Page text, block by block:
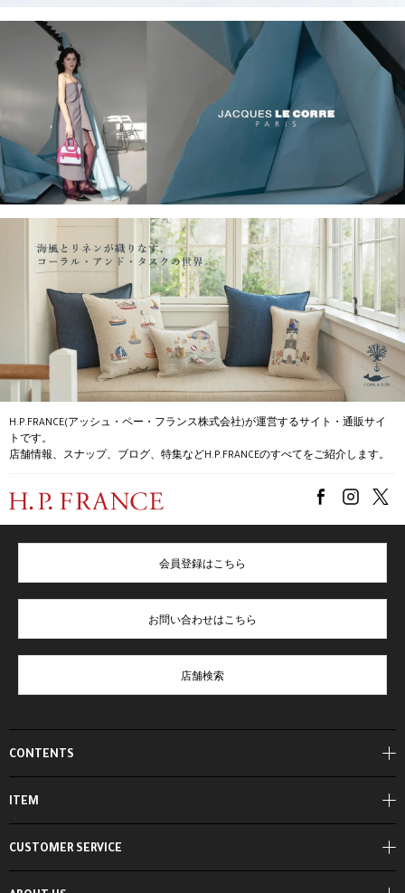
H.P.FRANCE(アッシュ・ペー・フランス株式会社)が運営するサイト・通販サイ
トです。
店舗情報、スナップ、ブログ、特集などH.P.FRANCEのすべてをご紹介します。
CONTENTS
ITEM
会員登録はこちら
お問い合わせはこちら
店舗検索
CUSTOMER SERVICE